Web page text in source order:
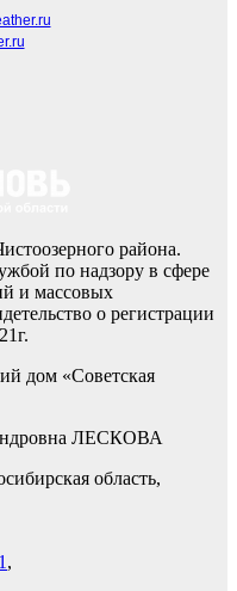
района.
по надзору в сфере
и массовых
о регистрации
дом «Советская
ЛЕСКОВА
область,
,